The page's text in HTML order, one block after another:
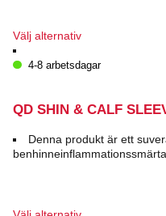
Välj alternativDen
produkten
varianter.
olika
alternativen
produktsidan
4-8 arbetsdagar
QD SHIN & CALF
Denna produkt är ett
benhinneinflammationssmärta